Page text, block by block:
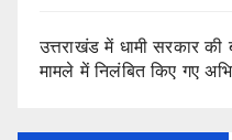
उत्तराखंड में धामी सरकार की
मामले में निलंबित किए गए